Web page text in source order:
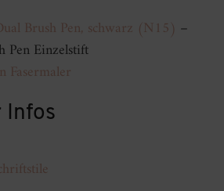
Brush Pen, schwarz (N15) –
Pen Einzelstift
Fasermaler
Infos